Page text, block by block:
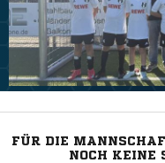
FÜR DIE
NOCH KEINE